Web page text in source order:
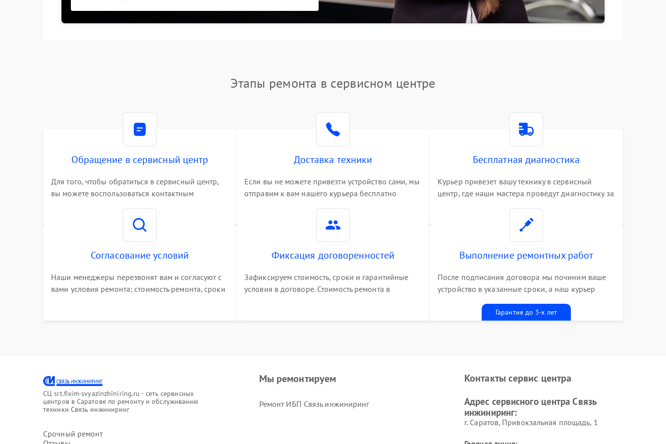
Этапы ремонта в сервисном центре
Обращение в сервисный центр
Для того, чтобы обратиться в сервисный центр,
вы можете воспользоваться контактным
номер телефона на сайте
Доставка техники
Если вы не можете привезти устройство сами, мы
отправим к вам нашего курьера бесплатно
Бесплатная диагностика
Курьер привезет вашу технику в сервисный
центр, где наши мастера проведут диагностику за
Согласование условий
Наши менеджеры перезвонят вам и согласуют с
вами условия ремонта: стоимость ремонта, сроки
Фиксация договоренностей
Зафиксируем стоимость, сроки и гарантийные
условия в договоре. Стоимость ремонта в
Выполнение ремонтных работ
После подписания договора мы починим ваше
устройство в указанные сроки, а наш курьер
талоном бесплатноГарантия до 3-х лет
СЦ srt.fixim-svyazinzhiniring.ru - сеть сервисных
центров в Саратове по ремонту и обслуживанию
техники Связь инжиниринг
Срочный ремонт
Мы ремонтируем
Ремонт ИБП Связь инжиниринг
Контакты сервис центра
Адрес сервисного центра Связь
инжиниринг:
г. Саратов, Привокзальная площадь, 1